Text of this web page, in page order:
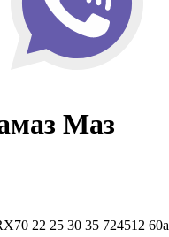
Маз
22 25 30 35 724512 60a